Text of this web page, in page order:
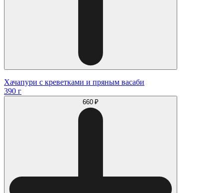
Хачапури с креветками и пряным васаби
390 г
660 ₽